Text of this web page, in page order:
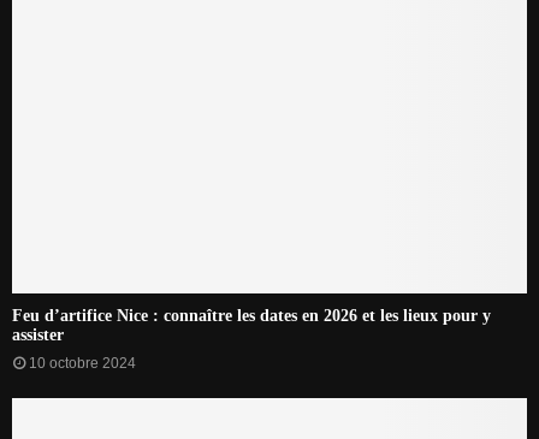
Feu d’artifice Nice : connaître les dates en 2026 et les lieux pour y
assister
10 octobre 2024